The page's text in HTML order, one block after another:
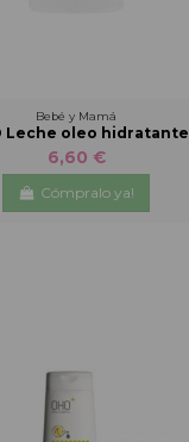
Bebé y Mamá
Leche oleo hidratante
6,60 €
Cómpralo ya!